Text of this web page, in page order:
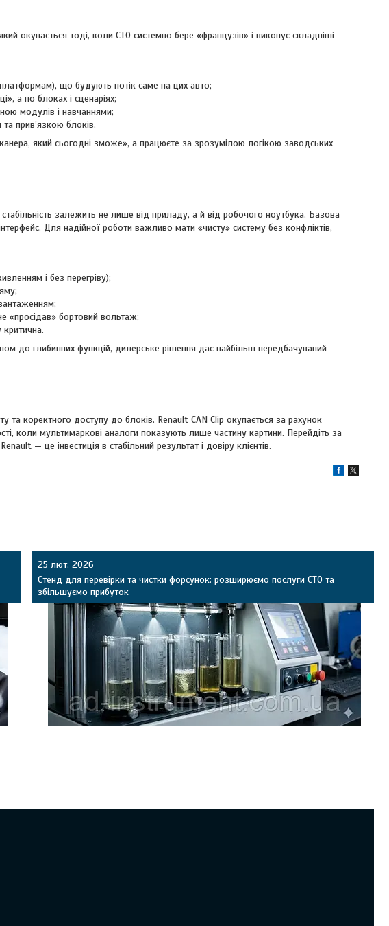
окупається тоді, коли СТО системно бере «французів» і виконує складніші
що будують потік саме на цих авто;
а по блоках і сценаріях;
модулів і навчаннями;
прив’язкою блоків.
який сьогодні зможе», а працюєте за зрозумілою логікою заводських
залежить не лише від приладу, а й від робочого ноутбука. Базова
Для надійної роботи важливо мати «чисту» систему без конфліктів,
і без перегріву);
«просідав» бортовий вольтаж;
критична.
до глибинних функцій, дилерське рішення дає найбільш передбачуваний
коректного доступу до блоків. Renault CAN Clip окупається за рахунок
коли мультимаркові аналоги показують лише частину картини. Перейдіть за
— це інвестиція в стабільний результат і довіру клієнтів.
25 лют. 2026
Стенд для перевірки та чистки форсунок: розширюємо послуги СТО та
збільшуємо прибуток